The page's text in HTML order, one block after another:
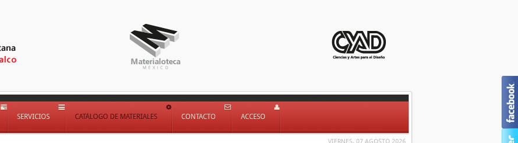
SERVICIOS CATÁLOGO DE MATERIALES CONTACTO ACCESO